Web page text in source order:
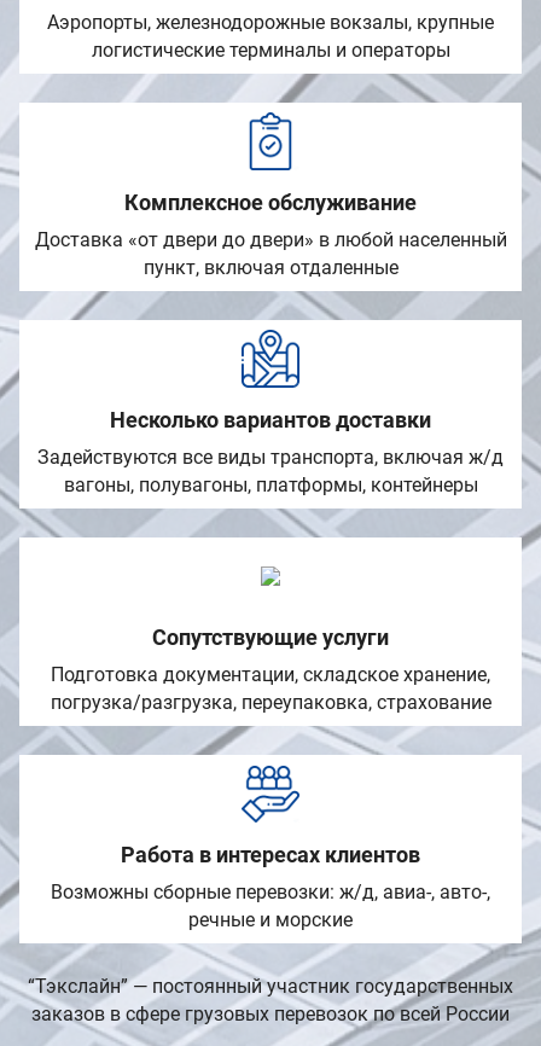
Аэропорты, железнодорожные вокзалы, крупные
логистические терминалы и операторы
Комплексное обслуживание
Доставка «от двери до двери» в любой населенный
пункт, включая отдаленные
Несколько вариантов доставки
Задействуются все виды транспорта, включая ж/д
вагоны, полувагоны, платформы, контейнеры
Сопутствующие услуги
Подготовка документации, складское хранение,
погрузка/разгрузка, переупаковка, страхование
Работа в интересах клиентов
Возможны сборные перевозки: ж/д, авиа-, авто-,
речные и морские
“Тэкслайн” — постоянный участник государственных
заказов в сфере грузовых перевозок по всей России